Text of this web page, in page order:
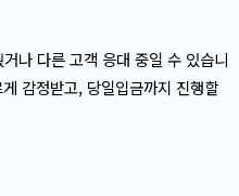
나 다른 고객 응대 중일 수 있습니
감정받고, 당일입금까지 진행할